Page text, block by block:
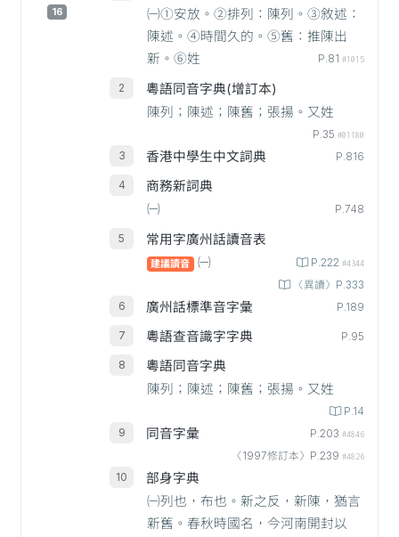
16
㈠①安放。②排列：陳列。③敘述：
陳述。④時間久的。⑤舊：推陳出
新。⑥姓
P.81 #1015
粵語同音字典(增訂本)
陳列；陳述；陳舊；張揚。又姓
P.35 #01180
香港中學生中文詞典 P.816
商務新詞典
㈠
P.748
常用字廣州話讀音表
建議讀音 ㈠ P.222 #4344
〈異讀〉P.333
廣州話標準音字彙 P.189
粵語查音識字字典 P.95
粵語同音字典
陳列；陳述；陳舊；張揚。又姓
P.14
同音字彙 P.203 #4846
〈1997修訂本〉P.239 #4826
部身字典
㈠列也，布也。新之反，新陳，猶言
新舊。春秋時國名，今河南開封以